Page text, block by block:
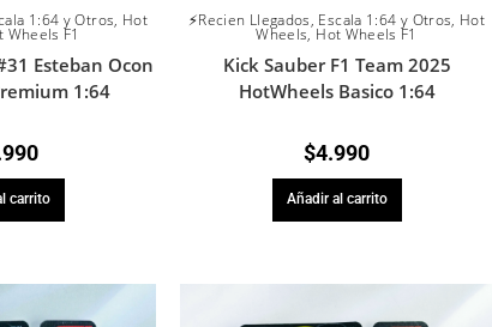
1:64 y Otros, Hot
Wheels F1
Esteban Ocon
1:64
carrito
⚡Recien Llegados, Escala 1:64 y Otros, Hot
Wheels, Hot Wheels F1
Kick Sauber F1 Team 2025
HotWheels Basico 1:64
$4.990
Añadir al carrito